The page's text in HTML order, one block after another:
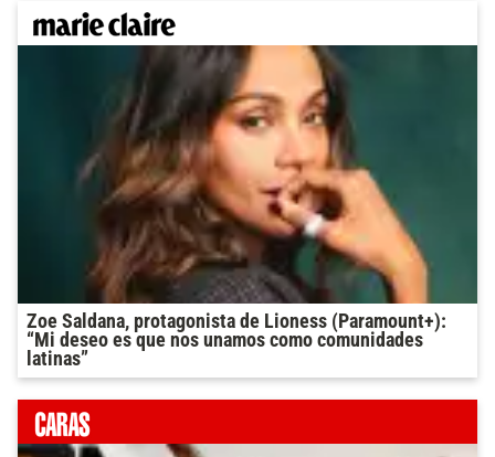
Zoe Saldana, protagonista de Lioness (Paramount+):
“Mi deseo es que nos unamos como comunidades
latinas”